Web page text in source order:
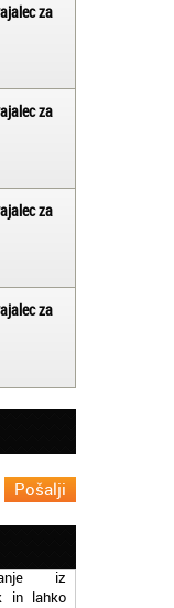
za
za
za
za
in
hitro in
iz
in lahko